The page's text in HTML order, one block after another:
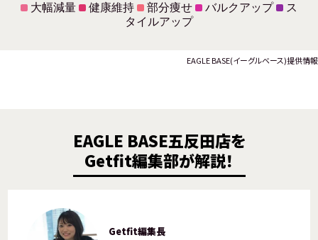
大幅減量 健康維持 部分痩せ バルクアップ
ス
タイルアップ
EAGLE BASE(イーグルベース)提供情報
EAGLE BASE五反田店を
Getfit編集部が解説！
Getfit編集長